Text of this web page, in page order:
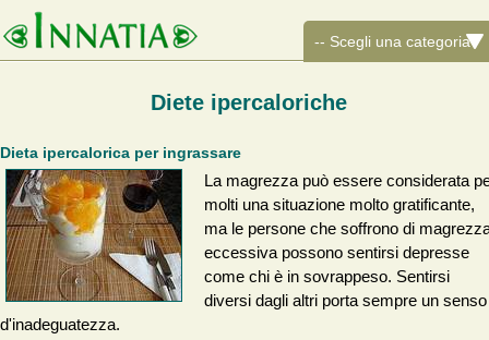
Diete ipercaloriche
Dieta ipercalorica per ingrassare
La magrezza può essere considerata
molti una situazione molto gratificante,
ma le persone che soffrono di
eccessiva possono sentirsi depresse
come chi è in sovrappeso. Sentirsi
diversi dagli altri porta sempre un senso
d'inadeguatezza.